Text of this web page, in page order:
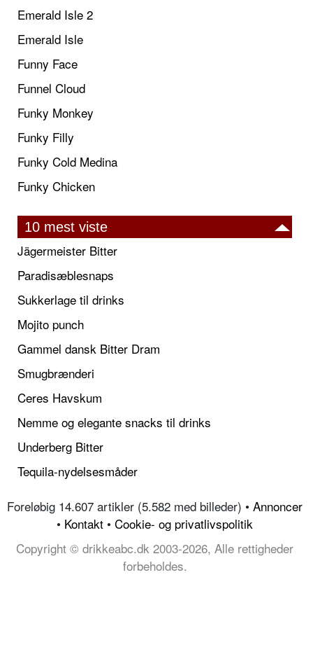
Emerald Isle 2
Emerald Isle
Funny Face
Funnel Cloud
Funky Monkey
Funky Filly
Funky Cold Medina
Funky Chicken
10 mest viste
Jägermeister Bitter
Paradisæblesnaps
Sukkerlage til drinks
Mojito punch
Gammel dansk Bitter Dram
Smugbrænderi
Ceres Havskum
Nemme og elegante snacks til drinks
Underberg Bitter
Tequila-nydelsesmåder
Foreløbig 14.607 artikler (5.582 med billeder) • Annoncer
• Kontakt • Cookie- og privatlivspolitik
Copyright © drikkeabc.dk 2003-2026, Alle rettigheder
forbeholdes.